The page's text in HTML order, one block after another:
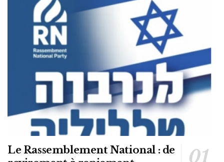
Le Rassemblement National : de